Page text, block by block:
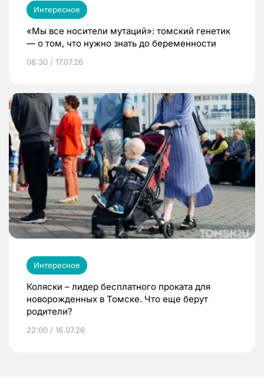
Интересное
«Мы все носители мутаций»: томский генетик
— о том, что нужно знать до беременности
08:30 / 17.07.26
Интересное
Коляски – лидер бесплатного проката для
новорожденных в Томске. Что еще берут
родители?
22:00 / 16.07.26